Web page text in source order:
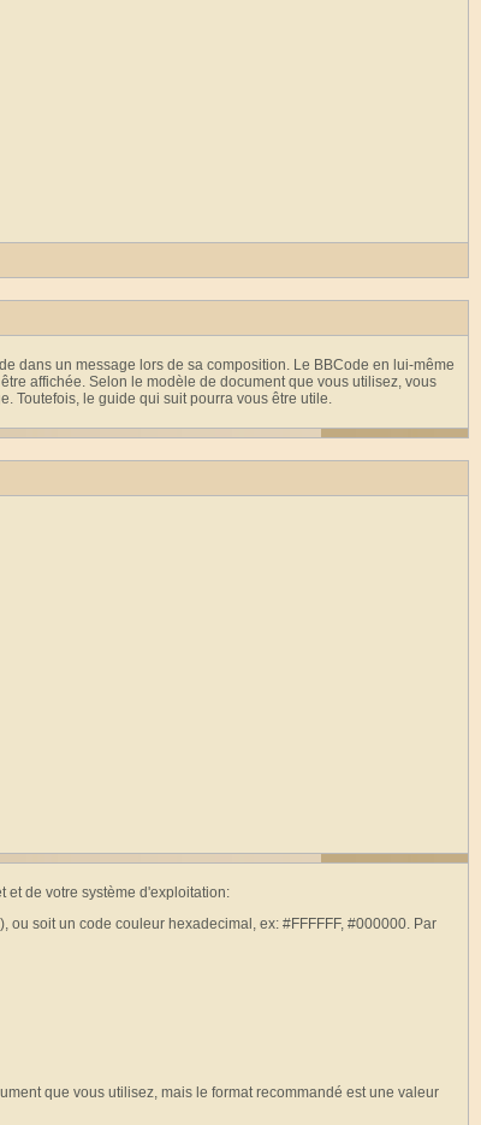
dans un message lors de sa composition. Le BBCode en lui-même
affichée. Selon le modèle de document que vous utilisez, vous
Toutefois, le guide qui suit pourra vous être utile.
et de votre système d'exploitation:
soit un code couleur hexadecimal, ex: #FFFFFF, #000000. Par
que vous utilisez, mais le format recommandé est une valeur